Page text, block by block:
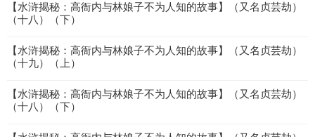
【水浒揭秘：高衙内与林娘子不为人知的故事】（又名贞芸劫）
（十八）（下）
【水浒揭秘：高衙内与林娘子不为人知的故事】（又名贞芸劫）
（十九）（上）
【水浒揭秘：高衙内与林娘子不为人知的故事】（又名贞芸劫）
（十八）（下）